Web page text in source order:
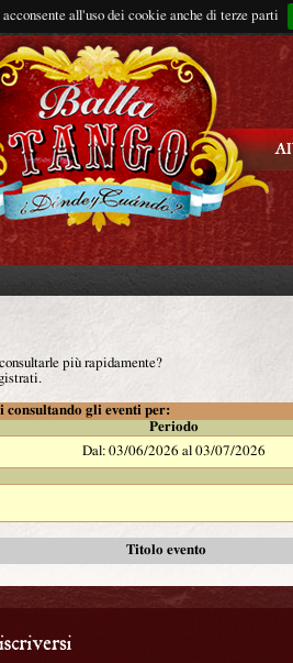
all'uso dei cookie anche di terze parti
più rapidamente?
consultando gli eventi per:
Periodo
Dal: 03/06/2026 al 03/07/2026
Titolo evento